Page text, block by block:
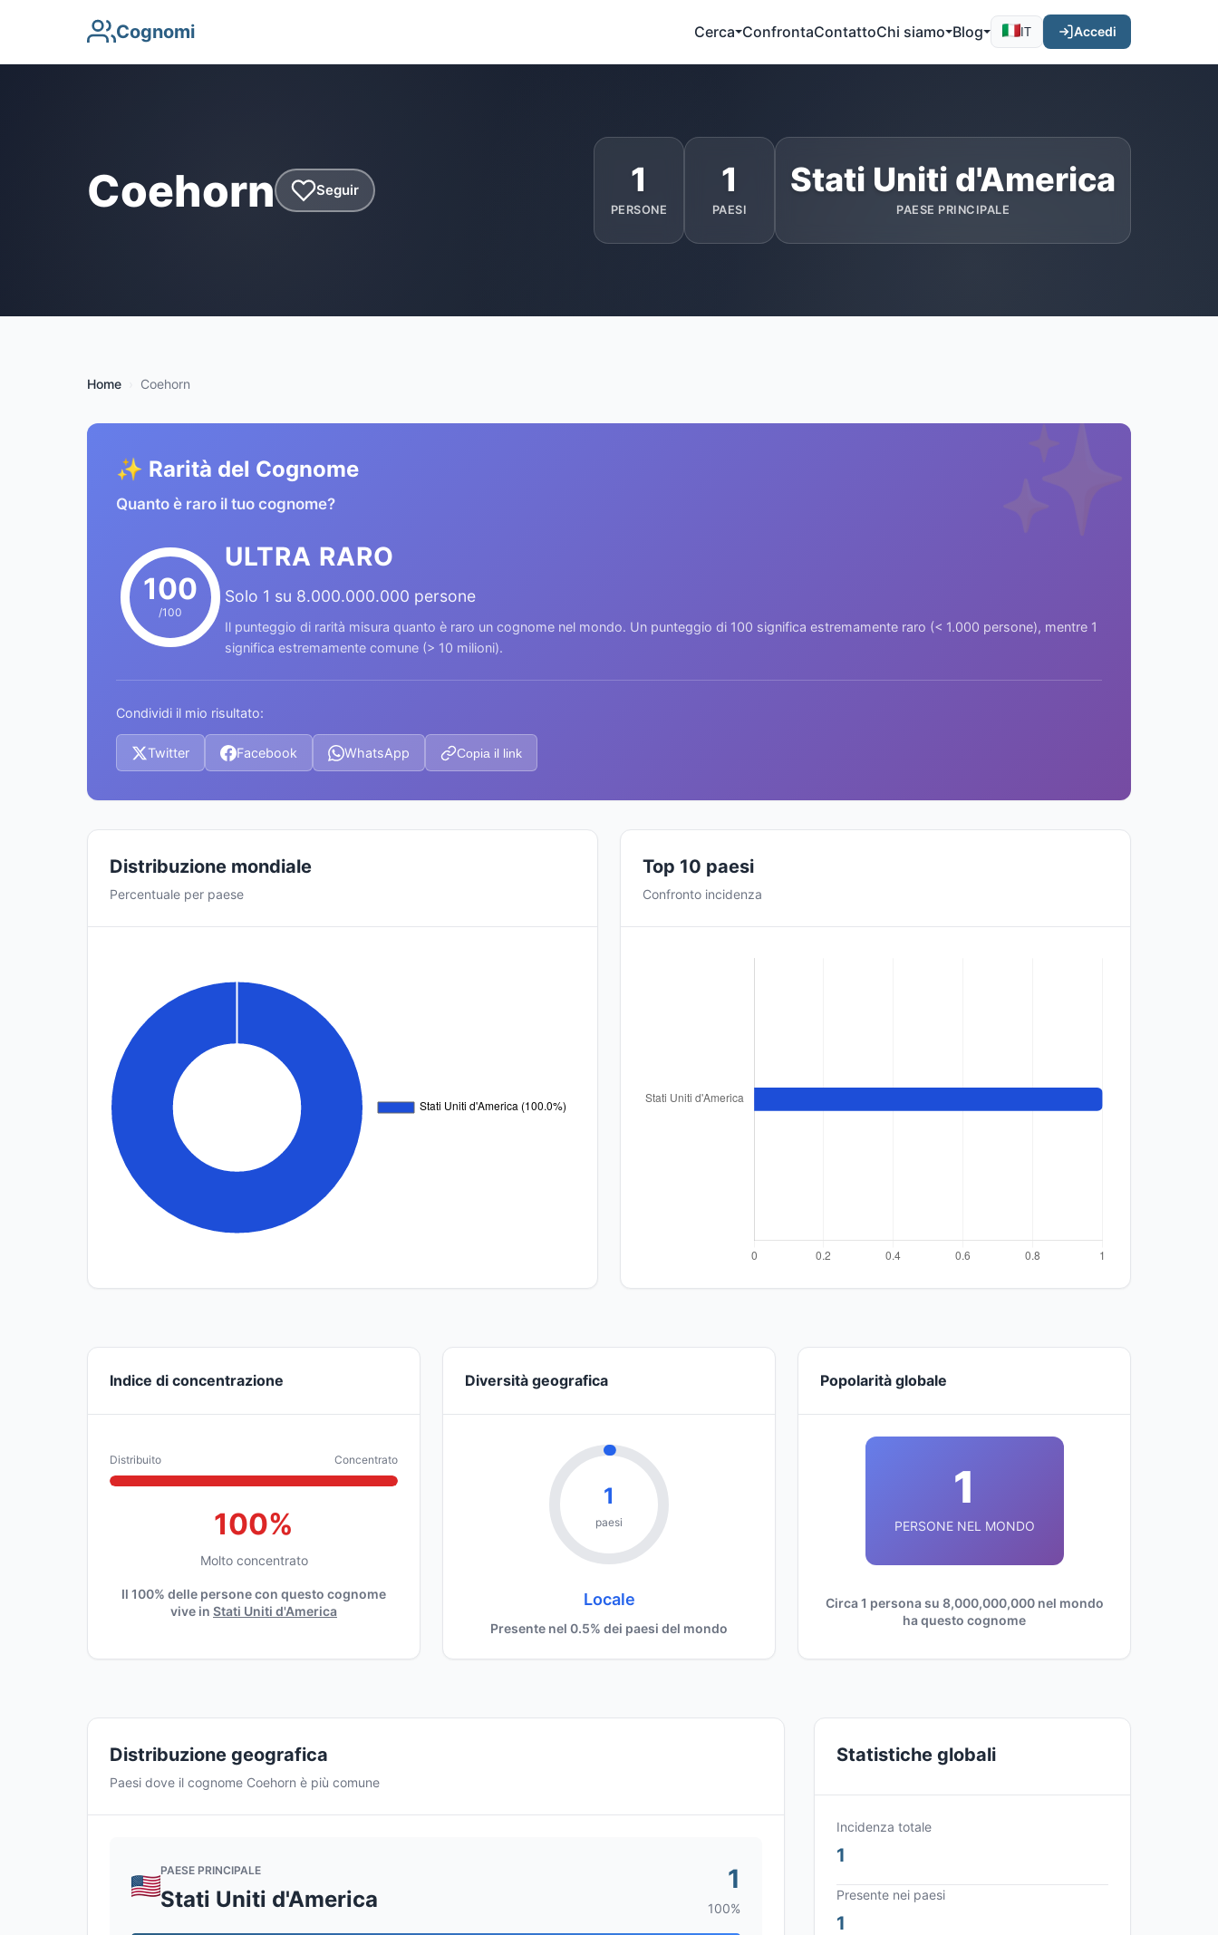
Cognomi Cerca ConfrontaContattoChi siamo Blog IT Accedi
Coehorn Seguir 1
PERSONE
1
PAESI
Stati Uniti d'America
PAESE PRINCIPALE
Home Coehorn
✨
✨ Rarità del Cognome
Quanto è raro il tuo cognome?
100
/100
ULTRA RARO
Solo 1 su 8.000.000.000 persone
Il punteggio di rarità misura quanto è raro un cognome nel mondo. Un punteggio di 100 significa estremamente raro (< 1.000 persone), mentre 1
significa estremamente comune (> 10 milioni).
Condividi il mio risultato:
Twitter Facebook WhatsApp Copia il link
Distribuzione mondiale
Percentuale per paese
Top 10 paesi
Confronto incidenza
Indice di concentrazione
Distribuito Concentrato
100%
Molto concentrato
Il 100% delle persone con questo cognome
vive in Stati Uniti d'America
Diversità geografica
1
paesi
Locale
Presente nel 0.5% dei paesi del mondo
Popolarità globale
1
PERSONE NEL MONDO
Circa 1 persona su 8,000,000,000 nel mondo
ha questo cognome
Distribuzione geografica
Paesi dove il cognome Coehorn è più comune
PAESE PRINCIPALE
Stati Uniti d'America
1
100%
Statistiche globali
Incidenza totale
1
Presente nei paesi
1